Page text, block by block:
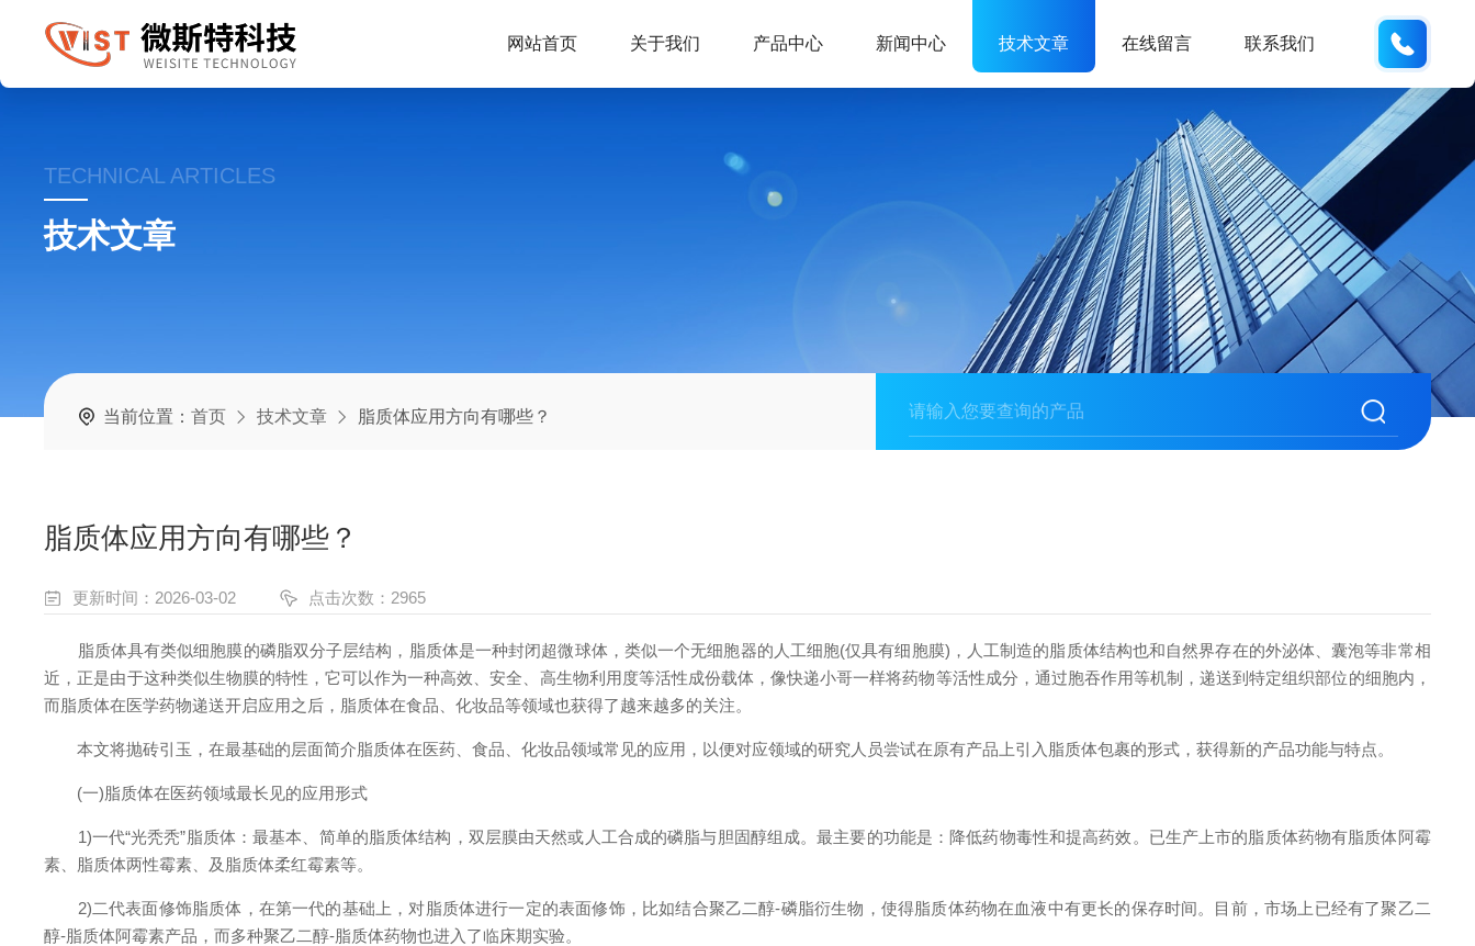
网站首页 关于我们 产品中心 新闻中心 技术文章 在线留言 联系我们
TECHNICAL ARTICLES
技术文章
当前位置：首页 技术文章 脂质体应用方向有哪些？
脂质体应用方向有哪些？
更新时间：2026-03-02 点击次数：2965
脂质体具有类似细胞膜的磷脂双分子层结构，脂质体是一种封闭超微球体，类似一个无细胞器的人工细胞(仅具有细胞膜)，人工制造的脂质体结构也和自然界存在的外泌体、囊泡等非常相
近，正是由于这种类似生物膜的特性，它可以作为一种高效、安全、高生物利用度等活性成份载体，像快递小哥一样将药物等活性成分，通过胞吞作用等机制，递送到特定组织部位的细胞内，
而脂质体在医学药物递送开启应用之后，脂质体在食品、化妆品等领域也获得了越来越多的关注。
本文将抛砖引玉，在最基础的层面简介脂质体在医药、食品、化妆品领域常见的应用，以便对应领域的研究人员尝试在原有产品上引入脂质体包裹的形式，获得新的产品功能与特点。
(一)脂质体在医药领域最长见的应用形式
1)一代“光秃秃”脂质体：最基本、简单的脂质体结构，双层膜由天然或人工合成的磷脂与胆固醇组成。最主要的功能是：降低药物毒性和提高药效。已生产上市的脂质体药物有脂质体阿霉
素、脂质体两性霉素、及脂质体柔红霉素等。
2)二代表面修饰脂质体，在第一代的基础上，对脂质体进行一定的表面修饰，比如结合聚乙二醇-磷脂衍生物，使得脂质体药物在血液中有更长的保存时间。目前，市场上已经有了聚乙二
醇-脂质体阿霉素产品，而多种聚乙二醇-脂质体药物也进入了临床期实验。